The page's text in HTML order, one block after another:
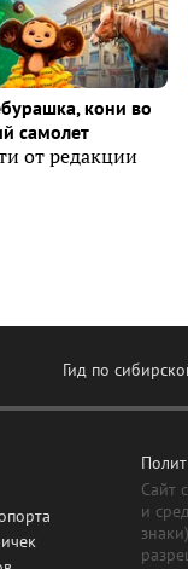
кони во
самолет
от редакции
Гид по
Сайт
и